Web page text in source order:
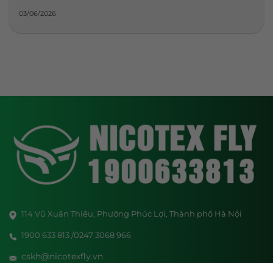
03/06/2026
114 Vũ Xuân Thiều, Phường Phúc Lợi, Thành phố Hà Nội
1900 633 813 /0247 3068 966
cskh@nicotexfly.vn